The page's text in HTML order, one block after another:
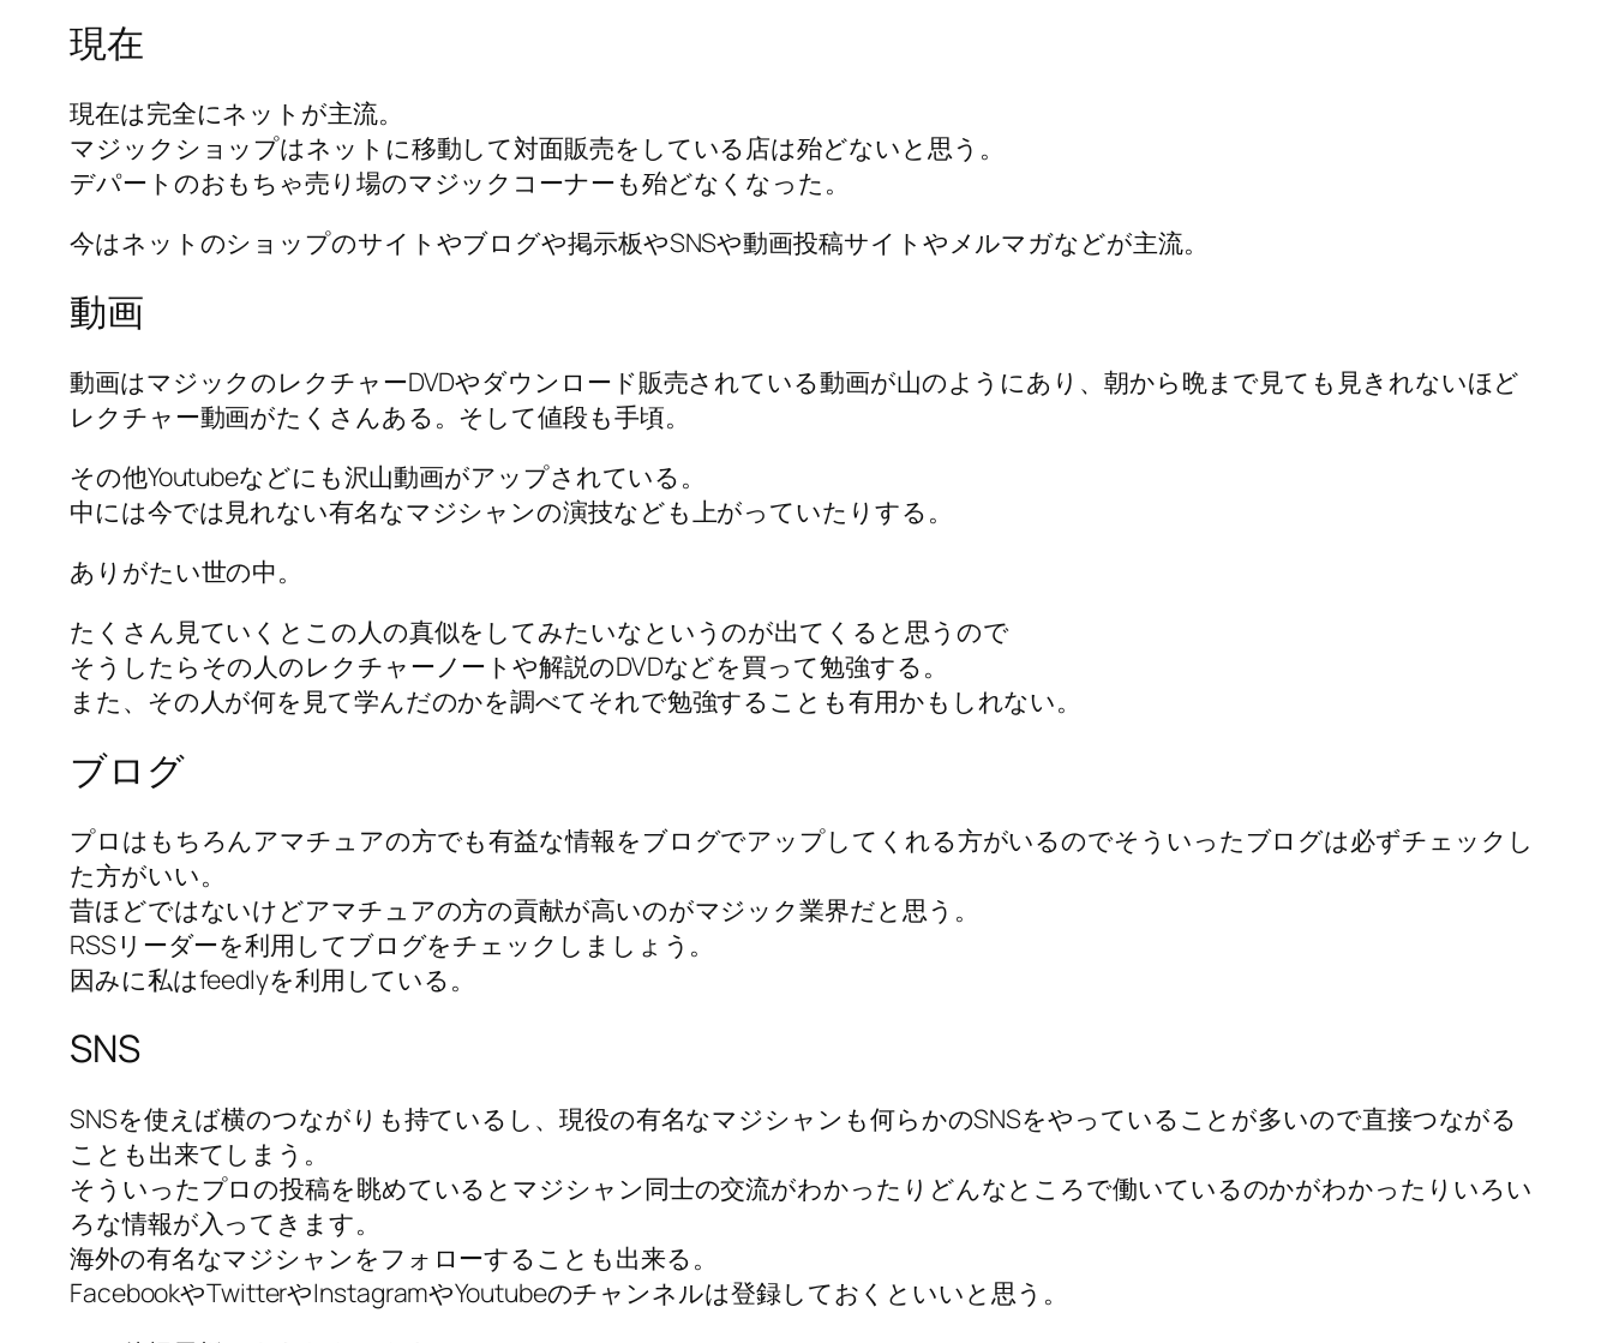
現在
現在は完全にネットが主流。
マジックショップはネットに移動して対面販売をしている店は殆どないと思う。
デパートのおもちゃ売り場のマジックコーナーも殆どなくなった。
今はネットのショップのサイトやブログや掲示板やSNSや動画投稿サイトやメルマガなどが主流。
動画
動画はマジックのレクチャーDVDやダウンロード販売されている動画が山のようにあり、朝から晩まで見ても見きれないほど
レクチャー動画がたくさんある。そして値段も手頃。
その他Youtubeなどにも沢山動画がアップされている。
中には今では見れない有名なマジシャンの演技なども上がっていたりする。
ありがたい世の中。
たくさん見ていくとこの人の真似をしてみたいなというのが出てくると思うので
そうしたらその人のレクチャーノートや解説のDVDなどを買って勉強する。
また、その人が何を見て学んだのかを調べてそれで勉強することも有用かもしれない。
ブログ
プロはもちろんアマチュアの方でも有益な情報をブログでアップしてくれる方がいるのでそういったブログは必ずチェックし
た方がいい。
昔ほどではないけどアマチュアの方の貢献が高いのがマジック業界だと思う。
RSSリーダーを利用してブログをチェックしましょう。
因みに私はfeedlyを利用している。
SNS
SNSを使えば横のつながりも持ているし、現役の有名なマジシャンも何らかのSNSをやっていることが多いので直接つながる
ことも出来てしまう。
そういったプロの投稿を眺めているとマジシャン同士の交流がわかったりどんなところで働いているのかがわかったりいろい
ろな情報が入ってきます。
海外の有名なマジシャンをフォローすることも出来る。
FacebookやTwitterやInstagramやYoutubeのチャンネルは登録しておくといいと思う。